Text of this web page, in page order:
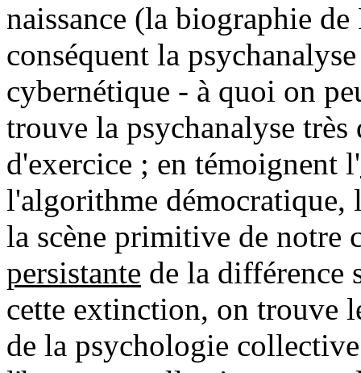
naissance (la biographie
conséquent la
cybernétique - à quoi on
trouve la psychanalyse très
d'exercice ; en témoignent l'
l'algorithme démocratique,
la scène primitive de notre
persistante de la différence
cette extinction, on trouve
de la psychologie